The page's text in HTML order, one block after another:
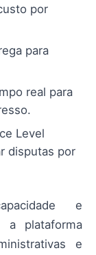
por
para
real para
Level
disputas por
e
a plataforma
e